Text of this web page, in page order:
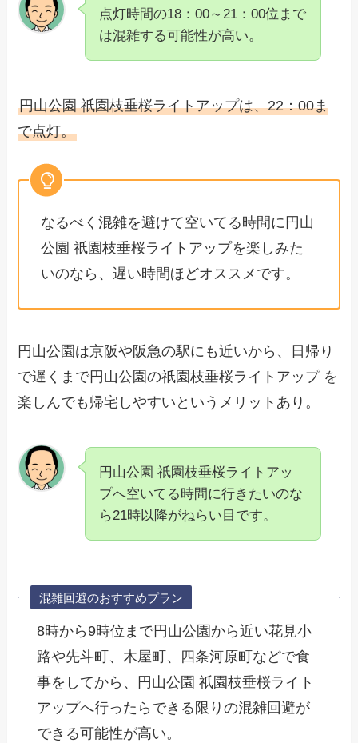
点灯時間の18：00～21：00位まで
は混雑する可能性が高い。
円山公園 祇園枝垂桜ライトアップは、22：00ま
で点灯。
なるべく混雑を避けて空いてる時間に円山
公園 祇園枝垂桜ライトアップを楽しみた
いのなら、遅い時間ほどオススメです。
円山公園は京阪や阪急の駅にも近いから、日帰り
で遅くまで円山公園の祇園枝垂桜ライトアップ を
楽しんでも帰宅しやすいというメリットあり。
円山公園 祇園枝垂桜ライトアッ
プへ空いてる時間に行きたいのな
ら21時以降がねらい目です。
混雑回避のおすすめプラン
8時から9時位まで円山公園から近い花見小
路や先斗町、木屋町、四条河原町などで食
事をしてから、円山公園 祇園枝垂桜ライト
アップへ行ったらできる限りの混雑回避が
できる可能性が高い。